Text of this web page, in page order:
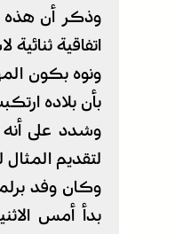
وذكر أن هذه
اتفاقية
ونوه بكون
بأن بلاده
وشدد على أنه
لتقديم المثال
وكان وفد
بدأ أمس